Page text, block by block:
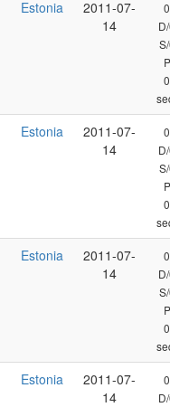
Estonia
2011-07-
14
0
P
0
Estonia
2011-07-
14
0
P
0
Estonia
2011-07-
14
0
P
0
Estonia
2011-07-
14
0